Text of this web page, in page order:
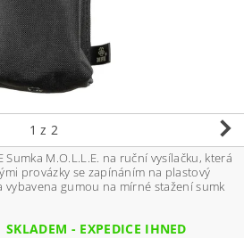
1 z 2
provázky se zapínáním na plastový
vybavena gumou na mírné stažení sumk
SKLADEM - EXPEDICE IHNED